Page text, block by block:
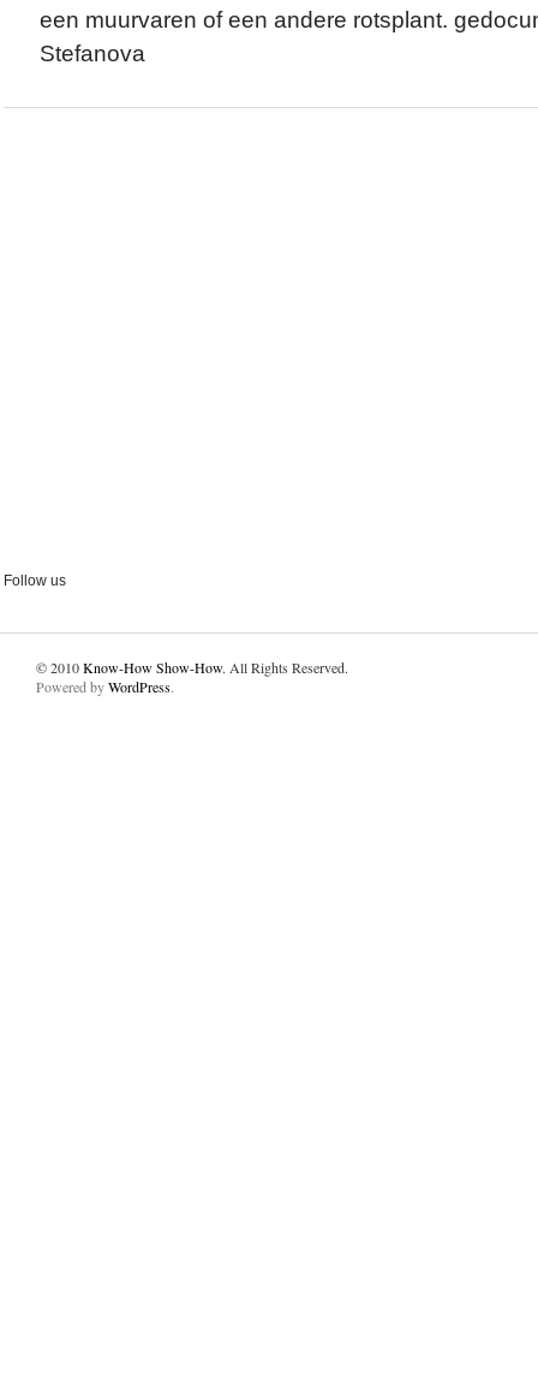
een muurvaren of een andere rotsplant.
Stefanova
Follow us
© 2010Know-How Show-How. All Rights Reserved.
Powered byWordPress.